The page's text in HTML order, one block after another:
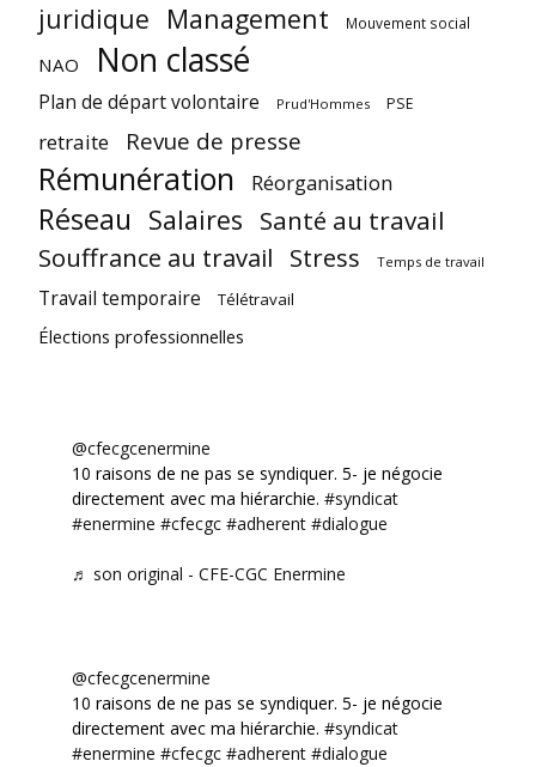
juridique Management Mouvement social
NAO Non classé
Plan de départ volontaire Prud'Hommes PSE
retraite Revue de presse
Rémunération Réorganisation
Réseau Salaires Santé au travail
Souffrance au travail Stress Temps de travail
Travail temporaire Télétravail
Élections professionnelles
@cfecgcenermine
10 raisons de ne pas se syndiquer. 5- je négocie
directement avec ma hiérarchie. #syndicat
#enermine #cfecgc #adherent #dialogue
♬ son original - CFE-CGC Enermine
@cfecgcenermine
10 raisons de ne pas se syndiquer. 5- je négocie
directement avec ma hiérarchie. #syndicat
#enermine #cfecgc #adherent #dialogue